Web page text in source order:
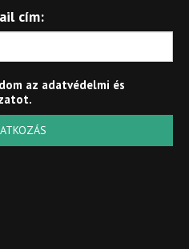
cím:
az adatvédelmi és
.